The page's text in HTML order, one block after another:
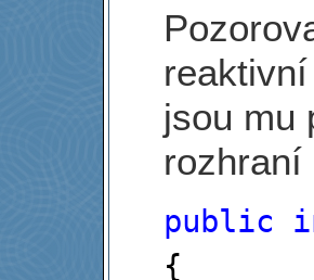
jsou mu
rozhraní
public